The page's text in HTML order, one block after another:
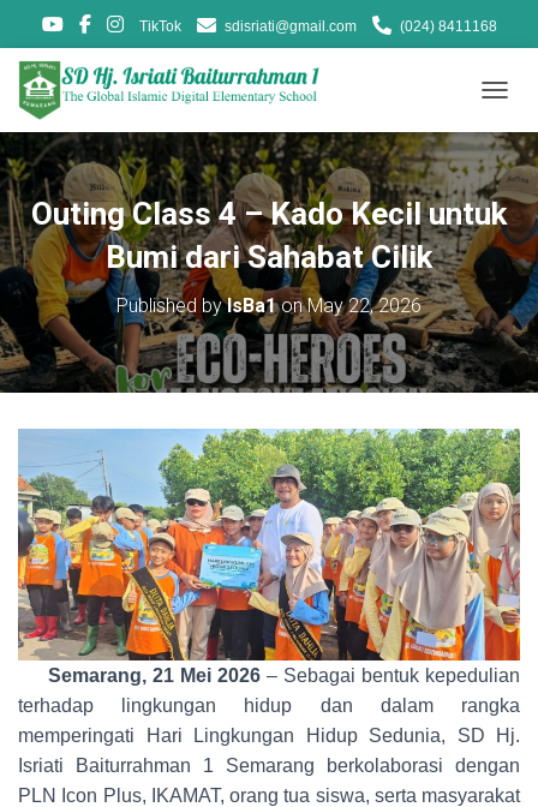
TikTok sdisriati@gmail.com (024) 8411168
O
G
G
L
E
N
I
G
T
O
N
Outing Class 4 – Kado Kecil untuk
Bumi dari Sahabat Cilik
Published byIsBa1onMay 22, 2026
Semarang, 21 Mei 2026 – Sebagai bentuk kepedulian
terhadap lingkungan hidup dan dalam rangka
memperingati Hari Lingkungan Hidup Sedunia, SD Hj.
Isriati Baiturrahman 1 Semarang berkolaborasi dengan
PLN Icon Plus, IKAMAT, orang tua siswa, serta masyarakat